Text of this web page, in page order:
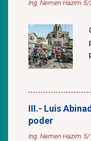
Ing. Nemen Hazim 5/
III.- Luis
poder
Ing. Nemen Hazim 5/